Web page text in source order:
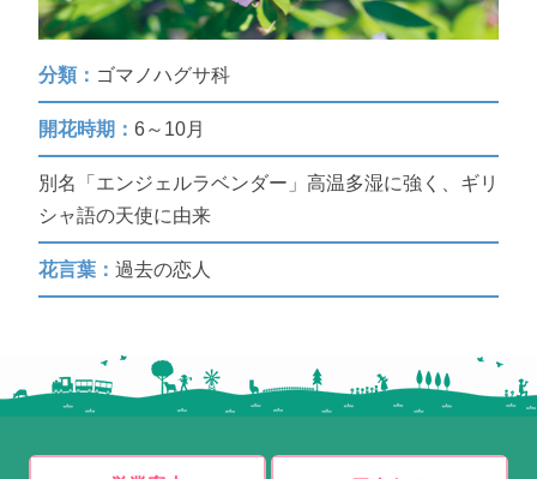
分類： ゴマノハグサ科
開花時期： 6～10月
別名「エンジェルラベンダー」高温多湿に強く、ギリ
シャ語の天使に由来
花言葉： 過去の恋人